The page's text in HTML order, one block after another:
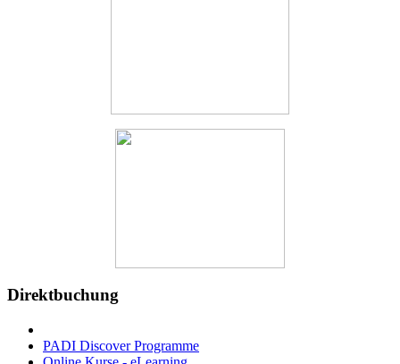
Direktbuchung
PADI Discover Programme